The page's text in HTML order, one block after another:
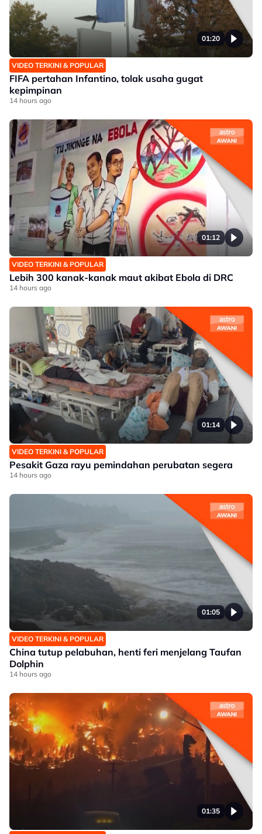
01:20
VIDEO TERKINI & POPULAR
FIFA pertahan Infantino, tolak usaha gugat
kepimpinan
14 hours ago
01:12
VIDEO TERKINI & POPULAR
Lebih 300 kanak-kanak maut akibat Ebola di DRC
14 hours ago
01:14
VIDEO TERKINI & POPULAR
Pesakit Gaza rayu pemindahan perubatan segera
14 hours ago
01:05
VIDEO TERKINI & POPULAR
China tutup pelabuhan, henti feri menjelang Taufan
Dolphin
14 hours ago
01:35